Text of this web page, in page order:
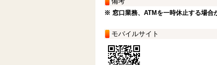
※ 窓口業務、ATMを一時休止する場合
モバイルサイト